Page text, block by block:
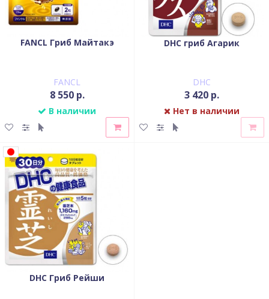
FANCL Гриб Майтакэ
FANCL
8 550 р.
В наличии
DHC гриб Агарик
DHC
3 420 р.
Нет в наличии
DHC Гриб Рейши